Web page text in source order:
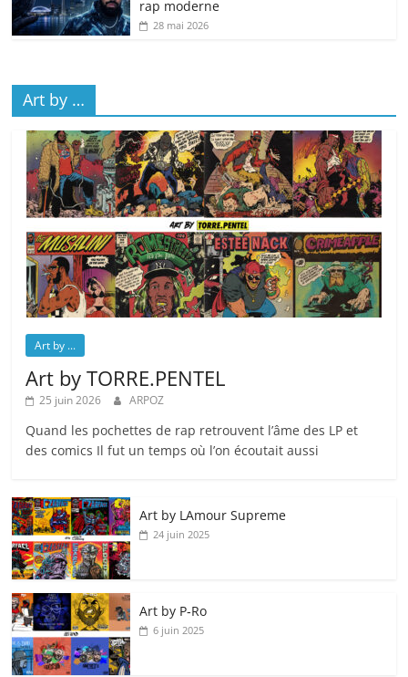
rap moderne
28 mai 2026
Art by …
Art by ...
Art by TORRE.PENTEL
25 juin 2026 ARPOZ
Quand les pochettes de rap retrouvent l’âme des LP et
des comics Il fut un temps où l’on écoutait aussi
Art by LAmour Supreme
24 juin 2025
Art by P‑Ro
6 juin 2025